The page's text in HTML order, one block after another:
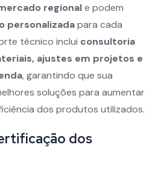
regionale podem
personalizadapara cada
técnico inclui consultoria
ajustes em projetos e
, garantindo que sua
soluções para aumentar
dos produtos utilizados.
dos